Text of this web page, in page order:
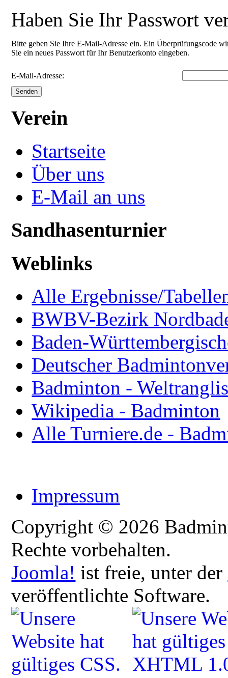
Haben Sie Ihr Passwort
Bitte geben Sie Ihre E-Mail-Adresse ein. Ein Überprüfungscode
Sie ein neues Passwort für Ihr Benutzerkonto eingeben.
E-Mail-Adresse:
Senden
Verein
Startseite
Über uns
E-Mail an uns
Sandhasenturnier
Weblinks
Alle Ergebnisse/
BWBV-Bezirk
Baden-
Deutscher
Badminton -
Wikipedia - Badminton
Alle Turniere.de -
Impressum
Copyright © 2026
Rechte vorbehalten.
Joomla! ist freie, unter der
veröffentlichte Software.